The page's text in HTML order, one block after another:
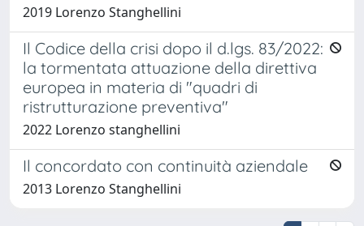
2019 Lorenzo Stanghellini
Il Codice della crisi dopo il d.lgs. 83/2022:
la tormentata attuazione della direttiva
europea in materia di "quadri di
ristrutturazione preventiva"
2022 Lorenzo stanghellini
Il concordato con continuità aziendale
2013 Lorenzo Stanghellini